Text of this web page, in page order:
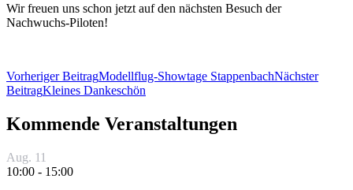
Wir freuen uns schon jetzt auf den nächsten Besuch der
Nachwuchs-Piloten!
Beitragsnavigation
Vorheriger BeitragModellflug-Showtage StappenbachNächster
BeitragKleines Dankeschön
Kommende Veranstaltungen
Aug. 11
10:00 - 15:00